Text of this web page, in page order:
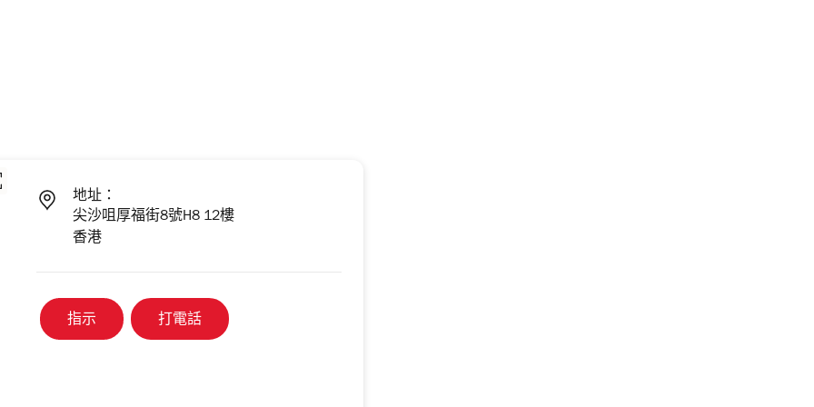
地址：
尖沙咀厚福街8號H8 12樓
香港
指示 打電話